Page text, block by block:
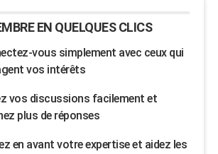
EN QUELQUES CLICS
vous simplement avec ceux qui
vos intérêts
vos discussions facilement et
plus de réponses
en avant votre expertise et aidez les